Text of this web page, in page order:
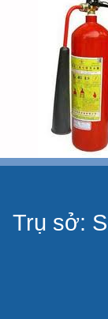
Trụ sở: